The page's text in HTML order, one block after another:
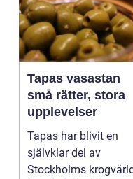
Tapas vasastan
små rätter, stora
upplevelser
Tapas har blivit en
självklar del av
Stockholms